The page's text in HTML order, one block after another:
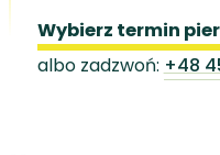
Wybierz termin
albo zadzwoń: +48